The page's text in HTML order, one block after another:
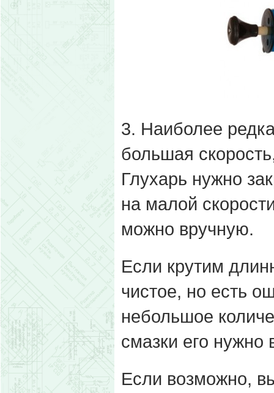
3. Наиболее
большая
Глухарь нужно
на малой
можно вручную.
Если крутим
чистое, но есть
небольшое
смазки его нужно
Если возможно,